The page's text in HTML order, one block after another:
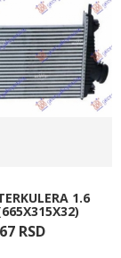
1.6
67 RSD